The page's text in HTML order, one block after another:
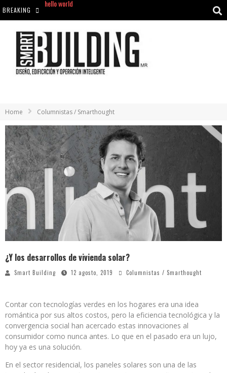
BREAKING
hello world
hello world
Home Columnistas / Smarthought
¿Y los desarrollos de vivienda solar?
Smart Building 12 agosto, 2019 Columnistas / Smarthought
Contar con tecnologías verdes en los hogares era una idea
romántica por sus altos costos, pero la eficiencia tecnológica y la
convergencia social han acercado estas innovaciones al
consumidor como nunca antes. Lo que en el pasado era un lujo,
hoy ya es una solución.
En el sector residencial, los paneles solares son una de las